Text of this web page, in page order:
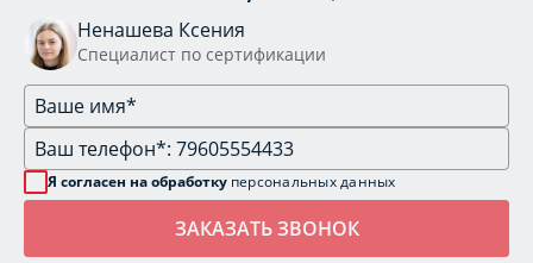
Ненашева Ксения
Специалист по сертификации
Я согласен на обработку персональных данных